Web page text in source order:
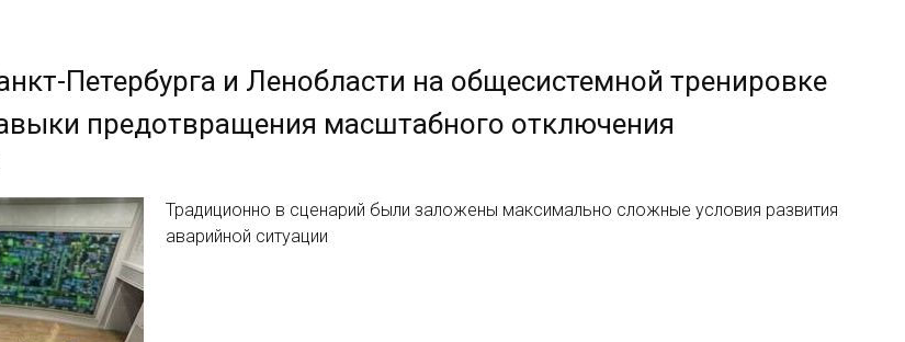
Петербурга и Ленобласти на общесистемной тренировке
предотвращения масштабного отключения
Традиционно в сценарий были заложены максимально сложные условия развития
аварийной ситуации